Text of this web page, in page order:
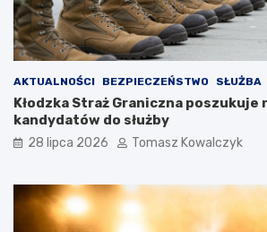
AKTUALNOŚCI BEZPIECZEŃSTWO SŁUŻBA
Kłodzka Straż Graniczna poszukuje
kandydatów do służby
28 lipca 2026 Tomasz Kowalczyk